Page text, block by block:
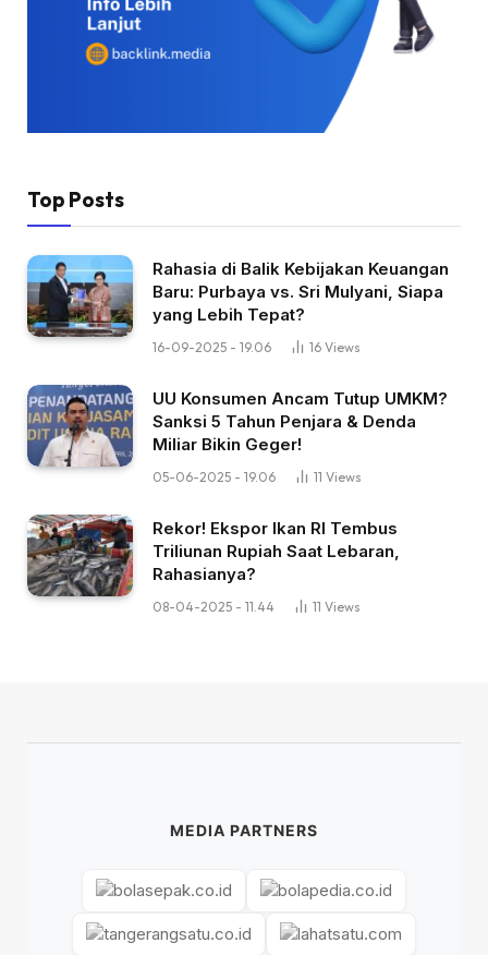
Top Posts
Rahasia di Balik Kebijakan Keuangan
Baru: Purbaya vs. Sri Mulyani, Siapa
yang Lebih Tepat?
16-09-2025 - 19.06 16 Views
UU Konsumen Ancam Tutup UMKM?
Sanksi 5 Tahun Penjara & Denda
Miliar Bikin Geger!
05-06-2025 - 19.06 11 Views
Rekor! Ekspor Ikan RI Tembus
Triliunan Rupiah Saat Lebaran,
Rahasianya?
08-04-2025 - 11.44 11 Views
MEDIA PARTNERS